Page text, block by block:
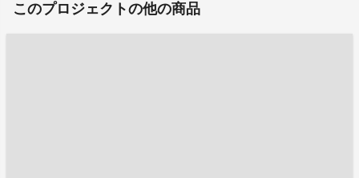
このプロジェクトの他の商品